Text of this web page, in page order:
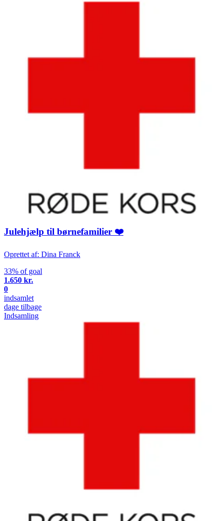
Julehjælp til børnefamilier ❤️
Oprettet af: Dina Franck
33% of goal
1.650 kr.
0
indsamlet
dage tilbage
Indsamling